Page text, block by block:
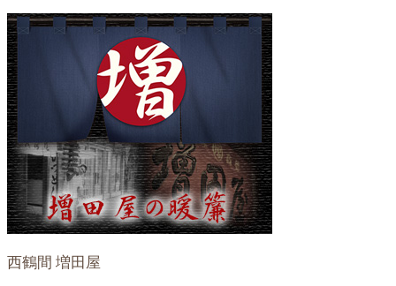
西鶴間 増田屋